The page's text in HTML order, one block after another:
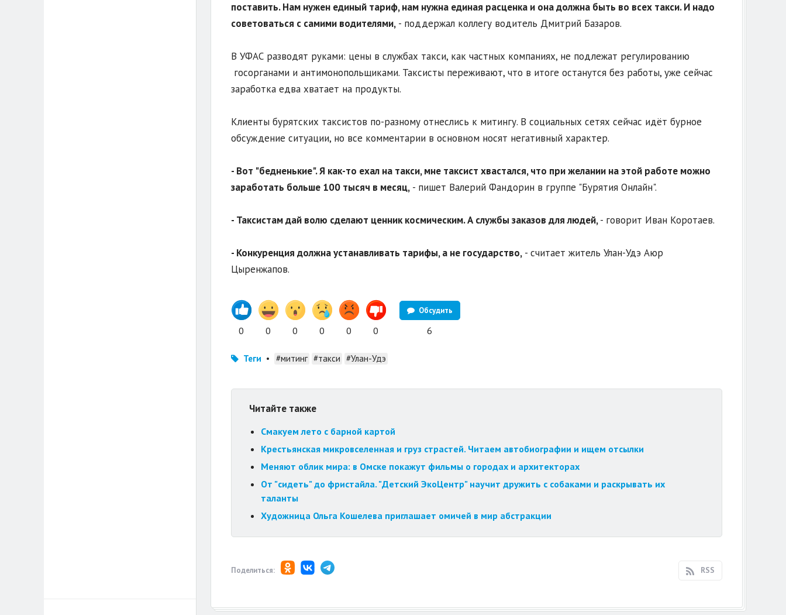
поставить. Нам нужен единый тариф, нам нужна единая расценка и она должна быть во всех такси. И надо
советоваться с самими водителями,- поддержал коллегу водитель Дмитрий Базаров.
В УФАС разводят руками: цены в службах такси, как частных компаниях, не подлежат регулированию
госорганами и антимонопольщиками. Таксисты переживают, что в итоге останутся без работы, уже сейчас
заработка едва хватает на продукты.
Клиенты бурятских таксистов по-разному отнеслись к митингу. В социальных сетях сейчас идёт бурное
обсуждение ситуации, но все комментарии в основном носят негативный характер.
- Вот "бедненькие".Я как-то ехал на такси, мне таксист хвастался, что при желании на этой работе можно
заработать больше 100 тысяч в месяц,- пишет Валерий Фандорин в группе "Бурятия Онлайн".
- Таксистам дай волю сделают ценник космическим. А службы заказов для людей,- говорит Иван Коротаев.
- Конкуренция должна устанавливать тарифы, а не государство,- считает житель Улан-Удэ Аюр
Цыренжапов.
0 0 0 0 0 0
Обсудить
6
Теги • #митинг #такси #Улан-Удэ
Читайте также
Смакуем лето с барной картой
Крестьянская микровселенная и груз страстей. Читаем автобиографии и ищем отсылки
Меняют облик мира: в Омске покажут фильмы о городах и архитекторах
От "сидеть" до фристайла. "Детский ЭкоЦентр" научит дружить с собаками и раскрывать их
таланты
Художница Ольга Кошелева приглашает омичей в мир абстракции
Поделиться: RSS